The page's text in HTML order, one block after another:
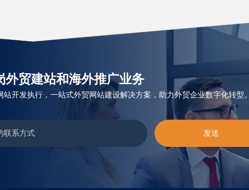
外贸建站和海外推广业务
开发执行，一站式外贸网站建设解决方案，助力外贸企业数字化转型。